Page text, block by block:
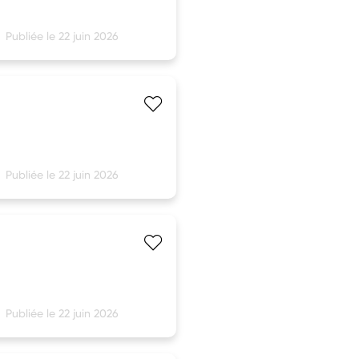
Publiée le 22 juin 2026
Publiée le 22 juin 2026
Publiée le 22 juin 2026